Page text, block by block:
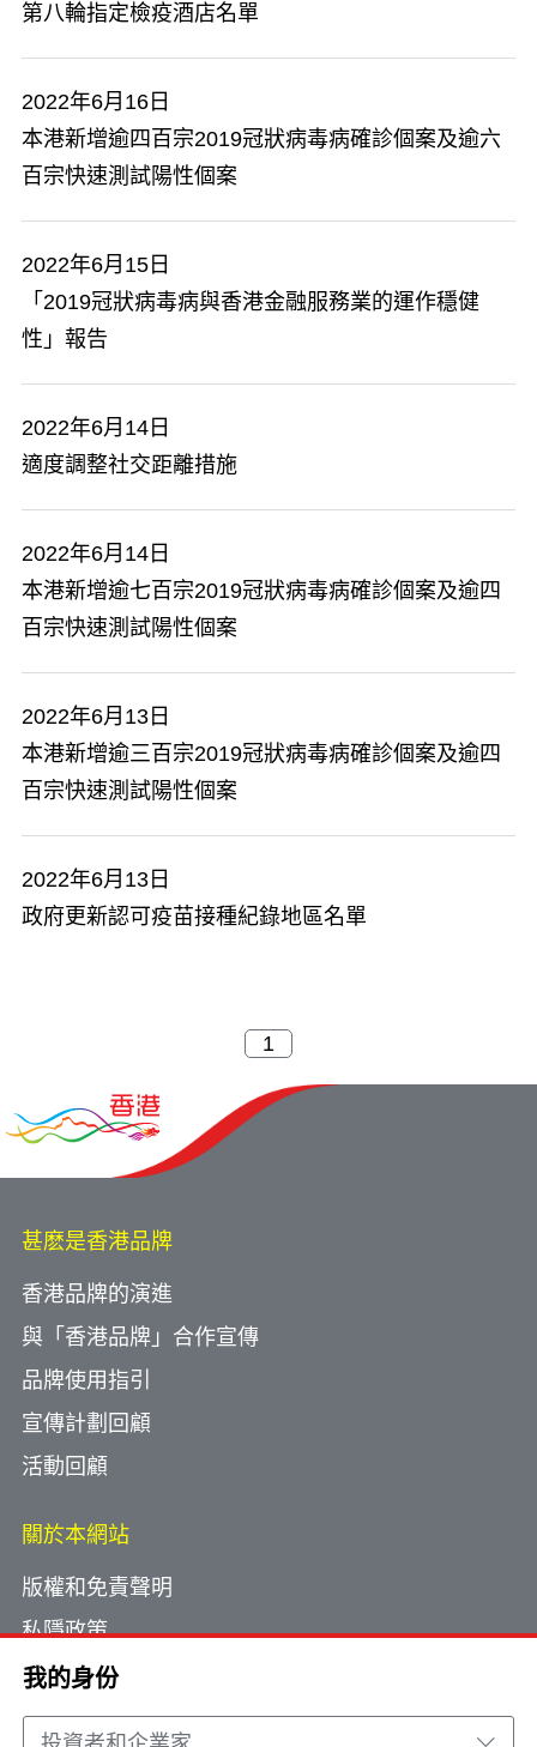
我的身份
第八輪指定檢疫酒店名單
2022年6月16日
本港新增逾四百宗2019冠狀病毒病確診個案及逾六
百宗快速測試陽性個案
2022年6月15日
「2019冠狀病毒病與香港金融服務業的運作穩健
性」報告
2022年6月14日
適度調整社交距離措施
2022年6月14日
本港新增逾七百宗2019冠狀病毒病確診個案及逾四
百宗快速測試陽性個案
2022年6月13日
本港新增逾三百宗2019冠狀病毒病確診個案及逾四
百宗快速測試陽性個案
2022年6月13日
政府更新認可疫苗接種紀錄地區名單
甚麽是香港品牌
香港品牌的演進
與「香港品牌」合作宣傳
品牌使用指引
宣傳計劃回顧
活動回顧
關於本網站
版權和免責聲明
私隱政策
使用小型文字檔案
網頁指南